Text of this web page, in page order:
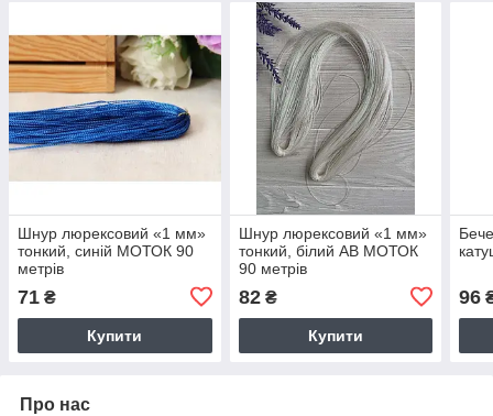
Шнур люрексовий «1 мм»
тонкий, синій МОТОК 90
метрів
71 ₴
Купити
Шнур люрексовий «1 мм»
тонкий, білий АВ МОТОК
90 метрів
82₴
Купити
96
Про нас